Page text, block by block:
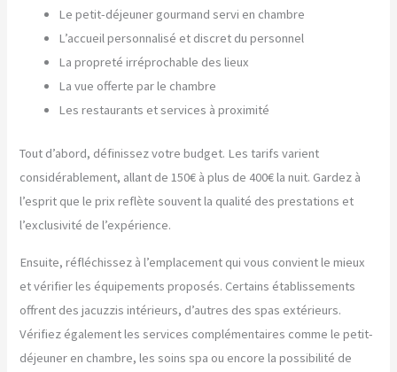
Le petit-déjeuner gourmand servi en chambre
L’accueil personnalisé et discret du personnel
La propreté irréprochable des lieux
La vue offerte par le chambre
Les restaurants et services à proximité
Tout d’abord, définissez votre budget. Les tarifs varient
considérablement, allant de 150€ à plus de 400€ la nuit. Gardez à
l’esprit que le prix reflète souvent la qualité des prestations et
l’exclusivité de l’expérience.
Ensuite, réfléchissez à l’emplacement qui vous convient le mieux
et vérifier les équipements proposés. Certains établissements
offrent des jacuzzis intérieurs, d’autres des spas extérieurs.
Vérifiez également les services complémentaires comme le petit-
déjeuner en chambre, les soins spa ou encore la possibilité de